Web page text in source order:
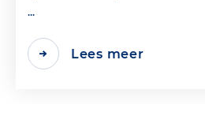
...
Lees meer